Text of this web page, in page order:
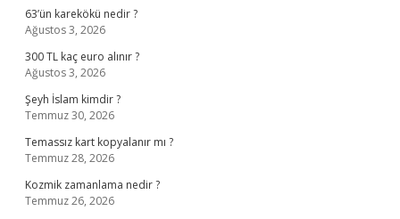
63’ün karekökü nedir ?
Ağustos 3, 2026
300 TL kaç euro alınır ?
Ağustos 3, 2026
Şeyh İslam kimdir ?
Temmuz 30, 2026
Temassız kart kopyalanır mı ?
Temmuz 28, 2026
Kozmik zamanlama nedir ?
Temmuz 26, 2026